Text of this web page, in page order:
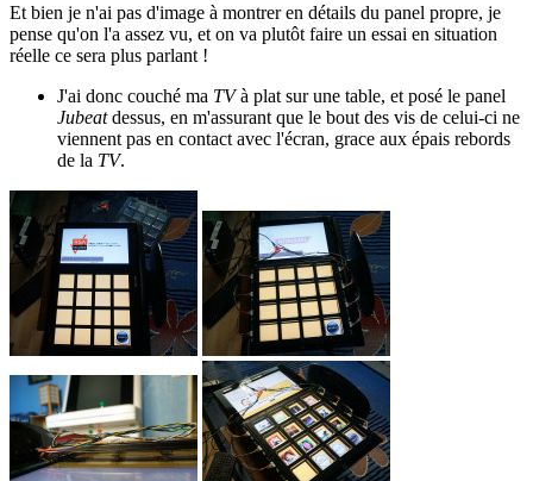
Et bien je n'ai pas d'image à montrer en détails du panel propre, je
pense qu'on l'a assez vu, et on va plutôt faire un essai en situation
réelle ce sera plus parlant !
J'ai donc couché ma TVà plat sur une table, et posé le panel
Jubeatdessus, en m'assurant que le bout des vis de celui-ci ne
viennent pas en contact avec l'écran, grace aux épais rebords
de la TV.